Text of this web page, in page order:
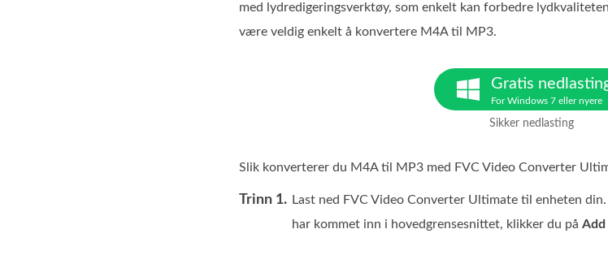
med lydredigeringsverktøy, som enkelt kan forbedre
være veldig enkelt å konvertere M4A til MP3.
Gratis
For Windows 7 eller nyere
Sikker nedlasting
Slik konverterer du M4A til MP3 med FVC Video Converter
Trinn 1. Last ned FVC Video Converter Ultimate til enheten
har kommet inn i hovedgrensesnittet, klikker du på Add